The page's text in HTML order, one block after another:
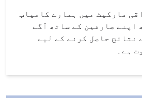
مارکیٹ میں ہمارے کامیاب
اپنے صارفین کے ساتھ آگے
نتائج حاصل کرنے کے لیے
ہے۔